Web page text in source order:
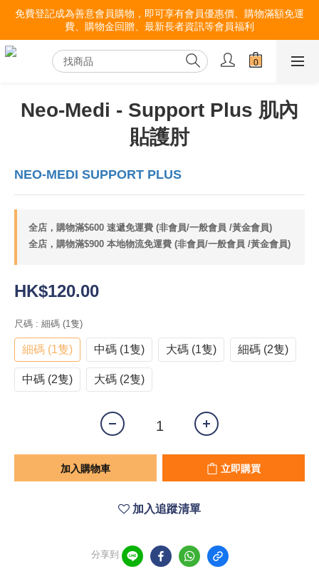
免費登記成為善意會員購物，即可享有會員優惠價、購物滿額免運
費、購物金回贈、最新長者資訊等會員福利
Neo-Medi - Support Plus 肌內
貼護肘
NEO-MEDI SUPPORT PLUS
全店，購物滿$600 速遞免運費 (非會員/一般會員 /黃金會員)
全店，購物滿$900 本地物流免運費 (非會員/一般會員 /黃金會員)
HK$120.00
尺碼 : 細碼 (1隻)
細碼 (1隻) 中碼 (1隻) 大碼 (1隻) 細碼 (2隻)
中碼 (2隻) 大碼 (2隻)
加入購物車 立即購買
加入追蹤清單
分享到